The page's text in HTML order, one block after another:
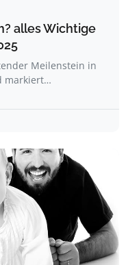
alles Wichtige
Meilenstein in
markiert…